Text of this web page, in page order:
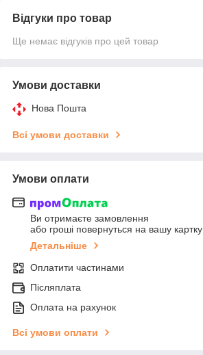
Відгуки про товар
Ще немає відгуків про цей товар
Умови доставки
Нова Пошта
Всі умови доставки
Умови оплати
Ви отримаєте замовлення
або гроші повернуться на вашу картку
Детальніше
Оплатити частинами
Післяплата
Оплата на рахунок
Всі умови оплати